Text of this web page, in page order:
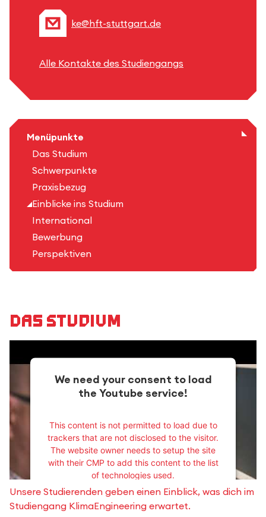
ke@hft-stuttgart.de
Alle Kontakte des Studiengangs
Menüpunkte
Das Studium
Schwerpunkte
Praxisbezug
Einblicke ins Studium
International
Bewerbung
Perspektiven
Das Studium
We need your consent to load
the Youtube service!
This content is not permitted to load due to
trackers that are not disclosed to the visitor.
The website owner needs to setup the site
with their CMP to add this content to the list
of technologies used.
Powered by Usercentrics Consent
Management Platform
Unsere Studierenden geben einen Einblick, was dich im
Studiengang KlimaEngineering erwartet.